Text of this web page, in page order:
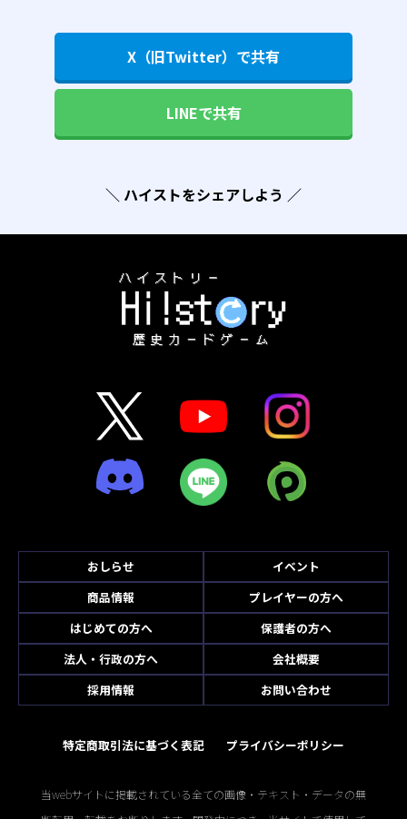
X（旧Twitter）で共有
LINEで共有
＼ ハイストをシェアしよう ／
おしらせ
イベント
商品情報
プレイヤーの方へ
はじめての方へ
保護者の方へ
法人・行政の方へ
会社概要
採用情報
お問い合わせ
特定商取引法に基づく表記 プライバシーポリシー
当webサイトに掲載されている全ての画像・テキスト・データの無